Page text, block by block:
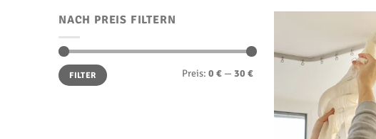
NACH PREIS FILTERN
Min.
Preis
Max.
PreisFILTER Preis: 0 €— 30 €